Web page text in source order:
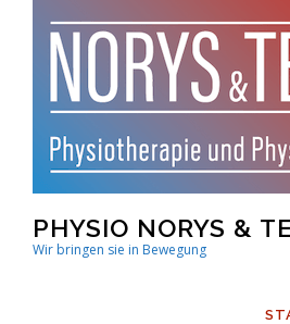
content
PHYSIO NORYS &
Wir bringen sie in Bewegung